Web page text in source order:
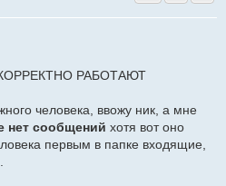
РАБОТАЮТ
человека, ввожу ник, а мне
нет сообщений хотя вот оно
первым в папке входящие,